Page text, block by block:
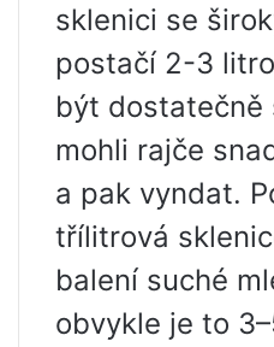
sklenici se
postačí 2-3
být dostatečně
mohli rajče
a pak vyndat.
třílitrová
balení suché
obvykle je to